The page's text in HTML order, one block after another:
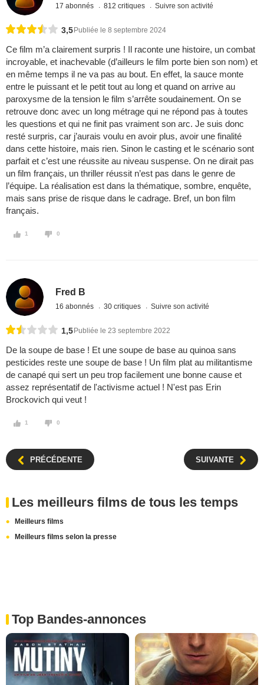
17 abonnés 812 critiques Suivre son activité
3,5 Publiée le 8 septembre 2024
Ce film m’a clairement surpris ! Il raconte une histoire, un combat
incroyable, et inachevable (d’ailleurs le film porte bien son nom) et
en même temps il ne va pas au bout. En effet, la sauce monte
entre le puissant et le petit tout au long et quand on arrive au
paroxysme de la tension le film s’arrête soudainement. On se
retrouve donc avec un long métrage qui ne répond pas à toutes
les questions et qui ne finit pas vraiment son arc. Je suis donc
resté surpris, car j’aurais voulu en avoir plus, avoir une finalité
dans cette histoire, mais rien. Sinon le casting et le scénario sont
parfait et c’est une réussite au niveau suspense. On ne dirait pas
un film français, un thriller réussit n’est pas dans le genre de
l’équipe. La réalisation est dans la thématique, sombre, enquête,
mais sans prise de risque dans le cadrage. Bref, un bon film
français.
1 0
Fred B
16 abonnés 30 critiques Suivre son activité
1,5 Publiée le 23 septembre 2022
De la soupe de base ! Et une soupe de base au quinoa sans
pesticides reste une soupe de base ! Un film plat au militantisme
de canapé qui sert un peu trop facilement une bonne cause et
assez représentatif de l'activisme actuel ! N'est pas Erin
Brockovich qui veut !
1 0
PRÉCÉDENTE SUIVANTE
Les meilleurs films de tous les temps
Meilleurs films
Meilleurs films selon la presse
Top Bandes-annonces